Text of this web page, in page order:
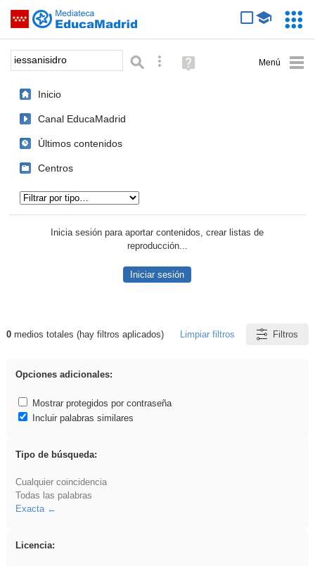
Saltar navegación
Palabra o frase: Búsqueda avanzada
Ayuda
(en
Inicio
Canal EducaMadrid
Últimos contenidos
Centros
Inicia sesión para aportar contenidos, crear listas de
reproducción...
Iniciar sesión
Resultados de: iessanisidro
0medios totales (hay filtros aplicados) Limpiar filtros Filtros
Opciones adicionales:
Mostrar protegidos por contraseña
Incluir palabras similares
Tipo de búsqueda:
Cualquier coincidencia
Todas las palabras
Exacta
Licencia: